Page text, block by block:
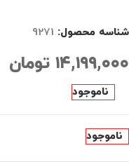
شناسه محصول: 9271
۱۴,۱۹۹,۰۰۰ تومان
ناموجود
ناموجود